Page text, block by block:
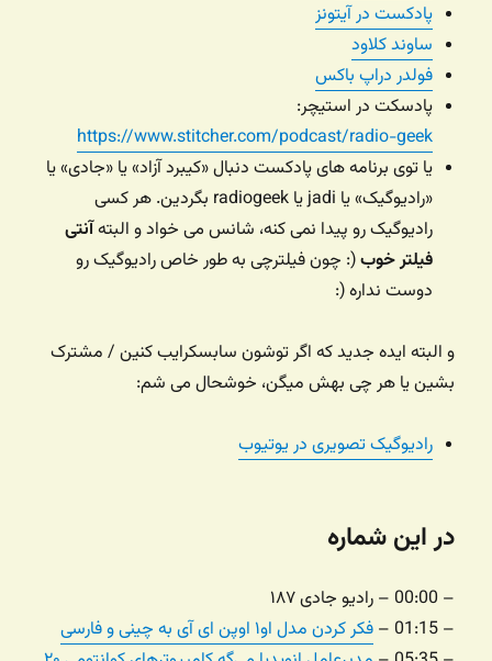
پادکست در آیتونز
ساوند کلاود
فولدر دراپ باکس
پادسکت در استیچر:
https://www.stitcher.com/podcast/radio-geek
یا توی برنامه های پادکست دنبال «کیبرد آزاد» یا «جادی» یا
«رادیوگیک» یا jadi یا radiogeek بگردین. هر کسی
رادیوگیک رو پیدا نمی کنه، شانس می خواد و البتهآنتی
فیلتر خوب(: چون فیلترچی به طور خاص رادیوگیک رو
دوست نداره (:
و البته ایده جدید که اگر توشون سابسکرایب کنین / مشترک
بشین یا هر چی بهش میگن، خوشحال می شم:
رادیوگیک تصویری در یوتیوب
در این شماره
– 00:00 – رادیو جادی ۱۸۷
– 01:15 –
فکر کردن مدل او۱ اوپن ای آی به چینی و فارسی